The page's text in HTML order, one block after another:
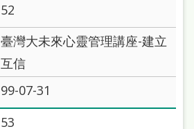
52
臺灣大未來心靈管理講座-建立
互信
99-07-31
53